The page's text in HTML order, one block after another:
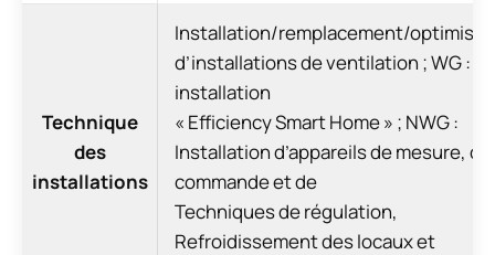
Technique
des
installations
Installation/remplacement/
d’installations de ventilation ; WG :
installation
« Efficiency Smart Home » ; NWG :
Installation d’appareils de mesure, de
commande et de
Techniques de régulation,
Refroidissement des locaux et